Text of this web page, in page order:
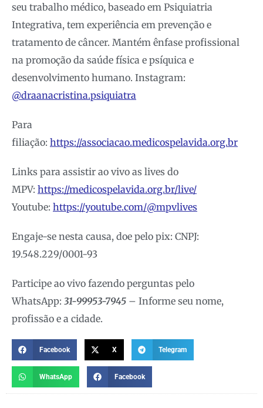
seu trabalho médico, baseado em Psiquiatria
Integrativa, tem experiência em prevenção e
tratamento de câncer. Mantém ênfase profissional
na promoção da saúde física e psíquica e
desenvolvimento humano. Instagram:
@draanacristina.psiquiatra
Para
filiação: https://associacao.medicospelavida.org.br
Links para assistir ao vivo as lives do
MPV: https://medicospelavida.org.br/live/
Youtube: https://youtube.com/@mpvlives
Engaje-se nesta causa, doe pelo pix: CNPJ:
19.548.229/0001-93
Participe ao vivo fazendo perguntas pelo
WhatsApp: 31-99953-7945 – Informe seu nome,
profissão e a cidade.
Facebook X Telegram
WhatsApp Facebook